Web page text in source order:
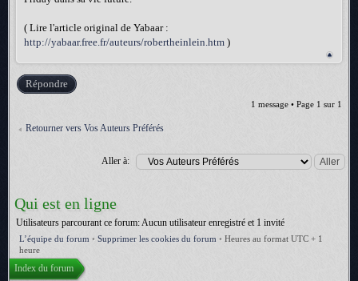
( Lire l'article original de Yabaar :
http://yabaar.free.fr/auteurs/robertheinlein.htm )
Répondre
1 message • Page 1 sur 1
Retourner vers Vos Auteurs Préférés
Aller à:
Qui est en ligne
Utilisateurs parcourant ce forum: Aucun utilisateur enregistré et 1 invité
L’équipe du forum • Supprimer les cookies du forum • Heures au format UTC + 1
heure
Index du forum